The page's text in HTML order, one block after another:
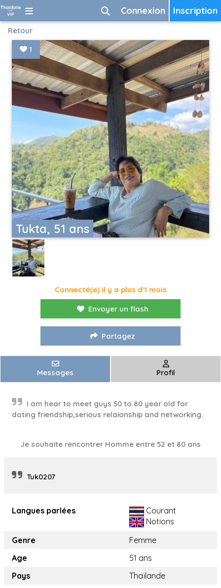
Inscription
Connexion
Retour
Tukta, 51 ans
1
Connecté(e) il y a plus d'1 mois
Envoyer un flash
Partagez
Messages Profil
I am hear to meet guys 50 to 80 year old for
dating friendship,serious relaionship and networking.
Je souhaite rencontrer Homme entre 52 et 80 ans
Tuk0207
Langues parlées
Courant
Notions
Genre
Femme
Age
51 ans
Pays
Thaïlande